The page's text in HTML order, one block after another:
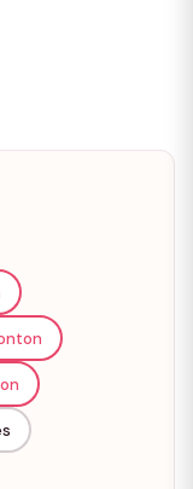
brunch.
quand il fait frais.
unique. Parfaite